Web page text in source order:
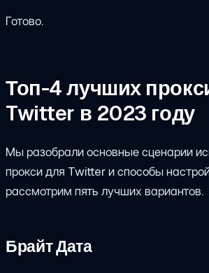
Готово.
Топ-4 лучших
Twitter в 2023 году
Мы разобрали основные сценарии
прокси для Twitter и способы
рассмотрим пять лучших вариантов.
Брайт Дата